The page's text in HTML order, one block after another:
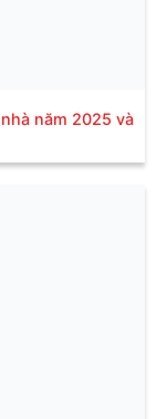
năm 2025 và